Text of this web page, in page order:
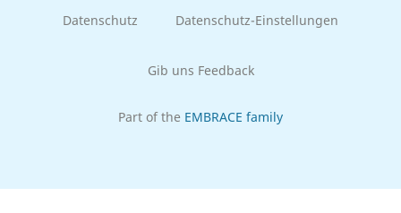
Datenschutz Datenschutz-Einstellungen
Gib uns Feedback
Part of the EMBRACE family